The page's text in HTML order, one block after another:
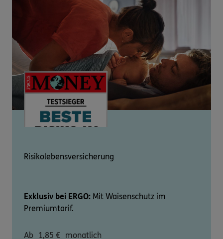
Risikolebensversicherung
Exklusiv bei ERGO: Mit Waisenschutz im
Premiumtarif.
Ab 1,85 € monatlich